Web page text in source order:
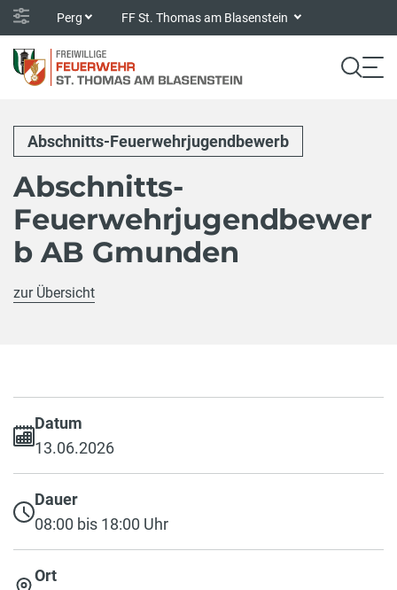
Perg FF St. Thomas am Blasenstein
Abschnitts-Feuerwehrjugendbewerb
Abschnitts-
Feuerwehrjugendbewer
b AB Gmunden
zur Übersicht
Datum
13.06.2026
Dauer
08:00 bis 18:00 Uhr
Ort